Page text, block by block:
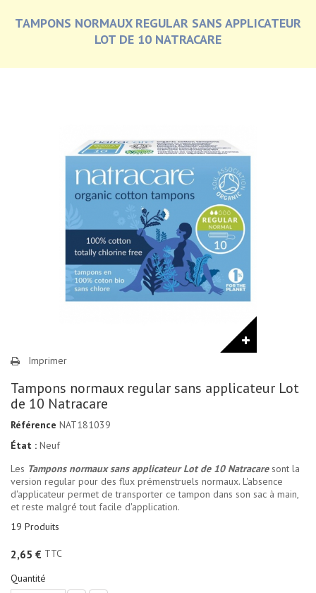
TAMPONS NORMAUX REGULAR SANS APPLICATEUR
LOT DE 10 NATRACARE
Imprimer
Tampons normaux regular sans applicateur Lot
de 10 Natracare
Référence NAT181039
État : Neuf
Les Tampons normaux sans applicateur Lot de 10 Natracaresont la
version regular pour des flux prémenstruels normaux. L'absence
d'applicateur permet de transporter ce tampon dans son sac à main,
et reste malgré tout facile d'application.
19 Produits
2,65 € TTC
Quantité